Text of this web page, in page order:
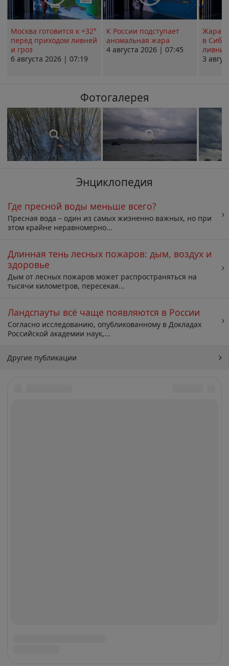
Москва готовится к +32°
перед приходом ливней
и гроз
6 августа 2026 | 07:19
К России подступает
аномальная жара
4 августа 2026 | 07:45
Жара в
в
ливни
3
Фотогалерея
Энциклопедия
Где пресной воды меньше всего?
Пресная вода – один из самых жизненно важных, но при
этом крайне неравномерно...
Длинная тень лесных пожаров: дым, воздух и
здоровье
Дым от лесных пожаров может распространяться на
тысячи километров, пересекая...
Ландспауты всё чаще появляются в России
Согласно исследованию, опубликованному в Докладах
Российской академии наук,...
Другие публикации